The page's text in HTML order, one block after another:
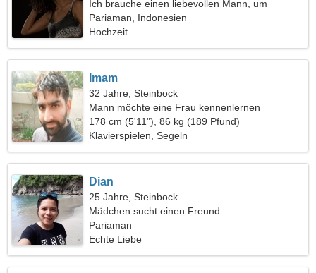
Ich brauche einen liebevollen Mann, um
zusammen zu reisen
Pariaman, Indonesien
Hochzeit
Imam
32 Jahre, Steinbock
Mann möchte eine Frau kennenlernen
178 cm (5'11"), 86 kg (189 Pfund)
Klavierspielen, Segeln
Dian
25 Jahre, Steinbock
Mädchen sucht einen Freund
Pariaman
Echte Liebe